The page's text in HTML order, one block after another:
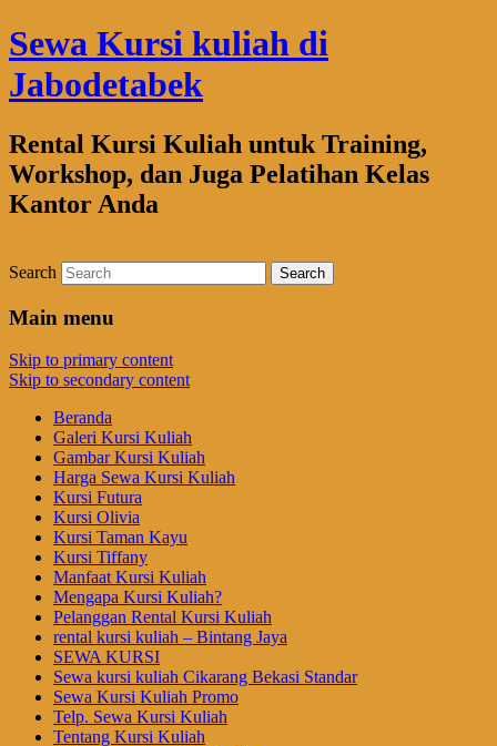
Sewa Kursi kuliah di
Jabodetabek
Rental Kursi Kuliah untuk Training,
Workshop, dan Juga Pelatihan Kelas
Kantor Anda
Search
Main menu
Skip to primary content
Skip to secondary content
Beranda
Galeri Kursi Kuliah
Gambar Kursi Kuliah
Harga Sewa Kursi Kuliah
Kursi Futura
Kursi Olivia
Kursi Taman Kayu
Kursi Tiffany
Manfaat Kursi Kuliah
Mengapa Kursi Kuliah?
Pelanggan Rental Kursi Kuliah
rental kursi kuliah – Bintang Jaya
SEWA KURSI
Sewa kursi kuliah Cikarang Bekasi Standar
Sewa Kursi Kuliah Promo
Telp. Sewa Kursi Kuliah
Tentang Kursi Kuliah